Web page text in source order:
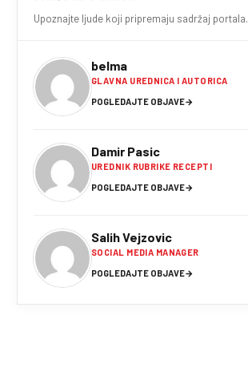
Upoznajte ljude koji pripremaju sadržaj portala.
belma
GLAVNA UREDNICA I AUTORICA
POGLEDAJTE OBJAVE→
Damir Pasic
UREDNIK RUBRIKE RECEPTI
POGLEDAJTE OBJAVE→
Salih Vejzovic
SOCIAL MEDIA MANAGER
POGLEDAJTE OBJAVE→